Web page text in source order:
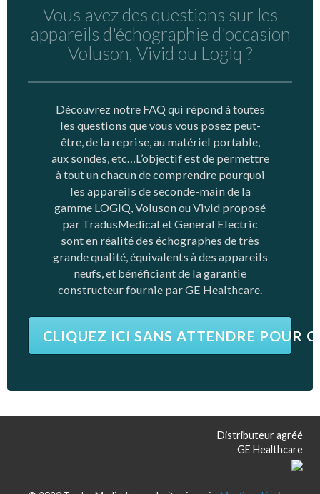
Vous avez des questions sur les
appareils d'échographie d'occasion
Voluson, Vivid ou Logiq ?
Découvrez notre FAQ qui répond à toutes
les questions que vous vous posez peut-
être, de la reprise, au matériel portable,
aux sondes, etc…L’objectif est de permettre
à tout un chacun de comprendre pourquoi
les appareils de seconde-main de la
gamme LOGIQ, Voluson ou Vivid proposé
par TradusMedical et General Electric
sont en réalité des échographes de très
grande qualité, équivalents à des appareils
neufs, et bénéficiant de la garantie
constructeur fournie par GE Healthcare.
CLIQUEZ ICI SANS ATTENDRE POUR
Distributeur agréé
GE Healthcare